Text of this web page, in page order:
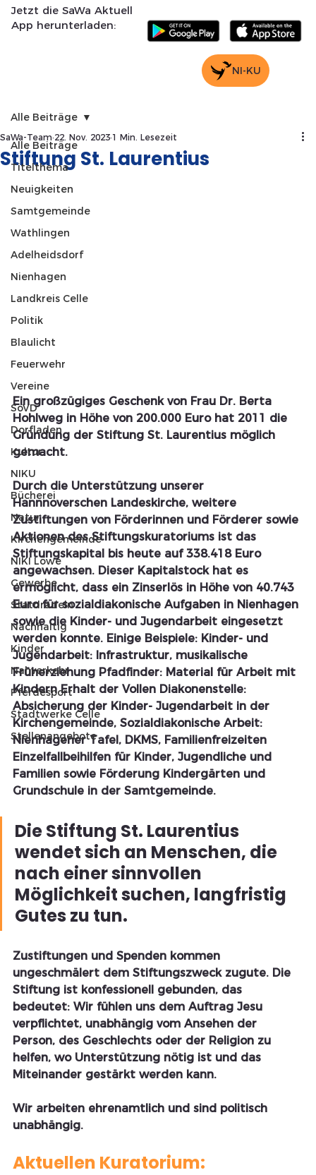
Jetzt die SaWa Aktuell
App herunterladen:
NI-KU
Alle Beiträge
Titelthema
Neuigkeiten
Samtgemeinde
Wathlingen
Adelheidsdorf
Nienhagen
Landkreis Celle
Politik
Blaulicht
Feuerwehr
Vereine
SoVD
Dorfladen
Kultur
NIKU
Bücherei
Natur
Kirchengemeinde
NIKI Löwe
Gewerbe
Statdradeln
Nachhaltig
Kinder
Nahverkehr
Pferdesport
Stadtwerke Celle
Stellenangebote
Alle Beiträge
Stiftung St. Laurentius
SaWa-Team 22. Nov. 2023 1 Min. Lesezeit
Ein großzügiges Geschenk von Frau Dr. Berta
Hohlweg in Höhe von 200.000 Euro hat 2011 die
Gründung der Stiftung St. Laurentius möglich
gemacht.
Durch die Unterstützung unserer
Hannnoverschen Landeskirche, weitere
Zustiftungen von Förderinnen und Förderer sowie
Aktionen des Stiftungskuratoriums ist das
Stiftungskapital bis heute auf 338.418 Euro
angewachsen. Dieser Kapitalstock hat es
ermöglicht, dass ein Zinserlös in Höhe von 40.743
Euro für sozialdiakonische Aufgaben in Nienhagen
sowie die Kinder- und Jugendarbeit eingesetzt
werden konnte. Einige Beispiele: Kinder- und
Jugendarbeit: Infrastruktur, musikalische
Früherziehung Pfadfinder: Material für Arbeit mit
Kindern Erhalt der Vollen Diakonenstelle:
Absicherung der Kinder- Jugendarbeit in der
Kirchengemeinde, Sozialdiakonische Arbeit:
Nienhagener Tafel, DKMS, Familienfreizeiten
Einzelfallbeihilfen für Kinder, Jugendliche und
Familien sowie Förderung Kindergärten und
Grundschule in der Samtgemeinde.
Die Stiftung St. Laurentius
wendet sich an Menschen, die
nach einer sinnvollen
Möglichkeit suchen, langfristig
Gutes zu tun.
Zustiftungen und Spenden kommen
ungeschmälert dem Stiftungszweck zugute. Die
Stiftung ist konfessionell gebunden, das
bedeutet: Wir fühlen uns dem Auftrag Jesu
verpflichtet, unabhängig vom Ansehen der
Person, des Geschlechts oder der Religion zu
helfen, wo Unterstützung nötig ist und das
Miteinander gestärkt werden kann.
Wir arbeiten ehrenamtlich und sind politisch
unabhängig.
Aktuellen Kuratorium: